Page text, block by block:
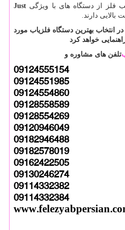
فلز از دستگاه های با ویژگی Just
دارند.
بهترین دستگاه فلزیاب مورد
خواهد کرد
تلفن های مشاوره و
09124555154
09124551985
09124554860
09128558589
09128554269
09120946049
09182946488
09182578019
09162422505
09130246274
09114332382
09114332384